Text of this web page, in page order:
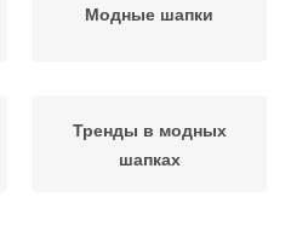
Модные шапки
Тренды в модных
шапках